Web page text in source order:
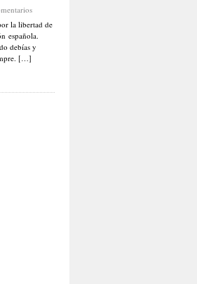
la libertad de
española.
debías y
[…]